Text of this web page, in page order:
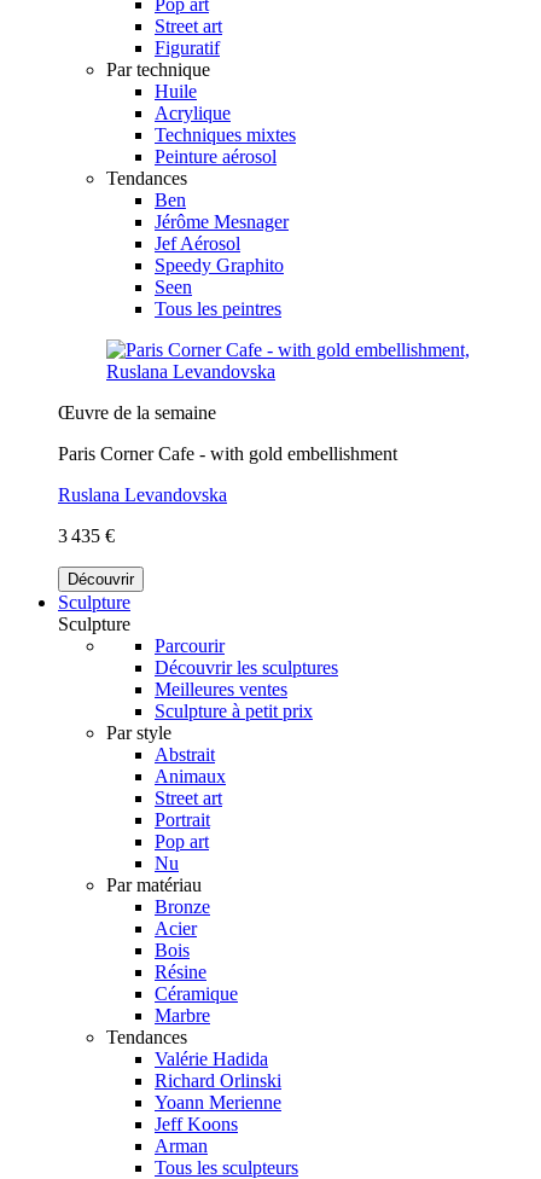
Street art
Figuratif
Par technique
Huile
Acrylique
Techniques mixtes
Peinture aérosol
Tendances
Ben
Jérôme Mesnager
Jef Aérosol
Speedy Graphito
Seen
Tous les peintres
Œuvre de la semaine
Paris Corner Cafe - with gold embellishment
Ruslana Levandovska
3 435 €
Découvrir
Sculpture
Sculpture
Parcourir
Découvrir les sculptures
Meilleures ventes
Sculpture à petit prix
Par style
Abstrait
Animaux
Street art
Portrait
Pop art
Nu
Par matériau
Bronze
Acier
Bois
Résine
Céramique
Marbre
Tendances
Valérie Hadida
Richard Orlinski
Yoann Merienne
Jeff Koons
Arman
Tous les sculpteurs